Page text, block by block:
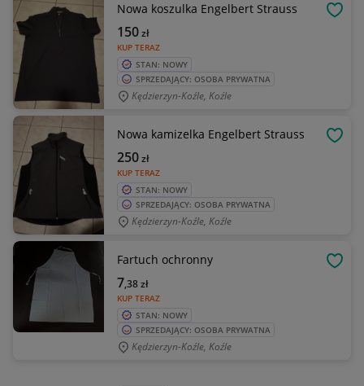
Nowa koszulka Engelbert Strauss
KUP TERAZ
150zł
STAN: NOWY
SPRZEDAJĄCY: OSOBA PRYWATNA
Kędzierzyn-Koźle, Koźle
Nowa kamizelka Engelbert Strauss
KUP TERAZ
250zł
STAN: NOWY
SPRZEDAJĄCY: OSOBA PRYWATNA
Kędzierzyn-Koźle, Koźle
Fartuch ochronny
KUP TERAZ
7,38zł
STAN: NOWY
SPRZEDAJĄCY: OSOBA PRYWATNA
Kędzierzyn-Koźle, Koźle